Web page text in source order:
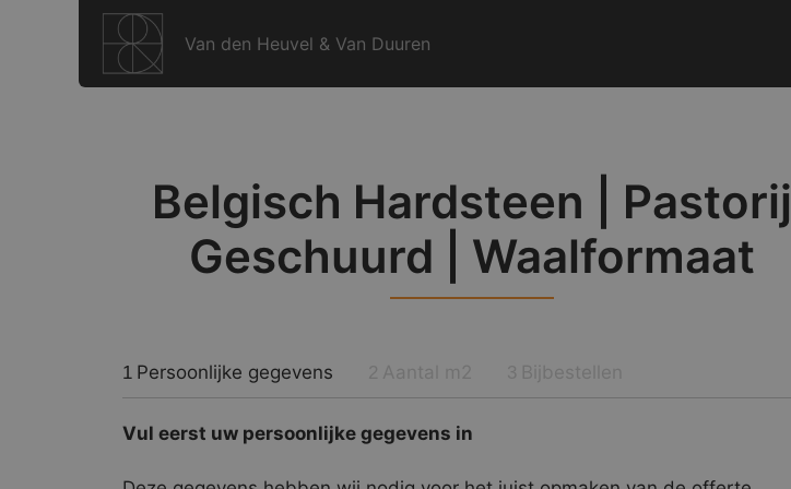
Van den Heuvel & Van Duuren
Belgisch Hardsteen | Pastorij
Geschuurd | Waalformaat
1 Persoonlijke gegevens
Vul eerst uw persoonlijke gegevens in